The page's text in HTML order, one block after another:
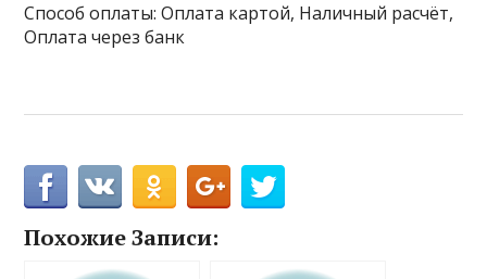
Способ оплаты: Оплата картой, Наличный расчёт,
Оплата через банк
Похожие Записи: